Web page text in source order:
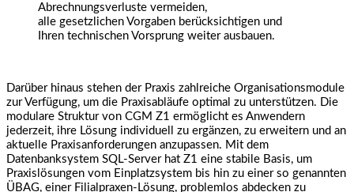
Abrechnungsverluste vermeiden,
alle gesetzlichen Vorgaben berücksichtigen und
Ihren technischen Vorsprung weiter ausbauen.
Darüber hinaus stehen der Praxis zahlreiche Organisationsmodule
zur Verfügung, um die Praxisabläufe optimal zu unterstützen. Die
modulare Struktur von CGM Z1 ermöglicht es Anwendern
jederzeit, ihre Lösung individuell zu ergänzen, zu erweitern und an
aktuelle Praxisanforderungen anzupassen. Mit dem
Datenbanksystem SQL-Server hat Z1 eine stabile Basis, um
Praxislösungen vom Einplatzsystem bis hin zu einer so genannten
ÜBAG, einer Filialpraxen-Lösung, problemlos abdecken zu